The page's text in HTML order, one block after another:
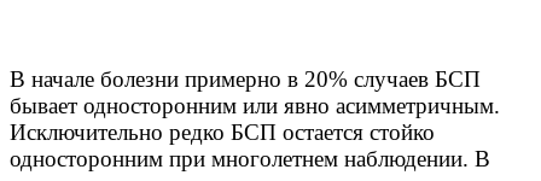
В начале болезни примерно в 20% случаев БСП
бывает односторонним или явно асимметричным.
Исключительно редко БСП остается стойко
односторонним при многолетнем наблюдении. В